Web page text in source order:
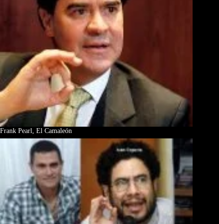
Frank Pearl, El Camaleón